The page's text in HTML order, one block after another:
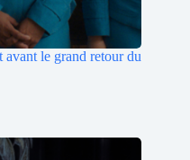
avant le grand retour du